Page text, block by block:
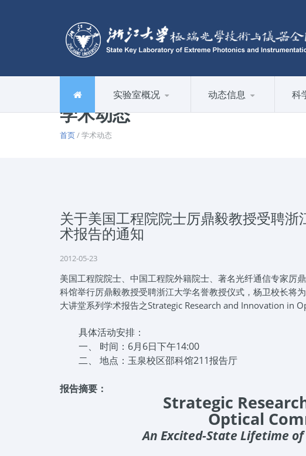
实验室概况 动态信息 科
学术动态
首页/ 学术动态
关于美国工程院院士厉鼎毅教授受聘
术报告的通知
2012-05-23
美国工程院院士、中国工程院外籍院士、著名光纤通信专家厉
科馆举行厉鼎毅教授受聘浙江大学名誉教授仪式，杨卫校长将
大讲堂系列学术报告之Strategic Research and Innovation in
具体活动安排：
一、 时间：6月6日下午14:00
二、 地点：玉泉校区邵科馆211报告厅
报告摘要：
Strategic
Optical
An Excited-State Lifetime of